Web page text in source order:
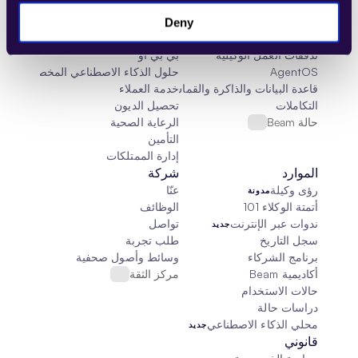
Deny
منصة الوكيل الذكي
مهارات وكيل الذكاء الاصطناعي
وكلاء الذكاء الاصطناعي
تدفقات العمل الوكيلية
AgentOS
قاعدة البيانات والذاكرة والقماش
التكاملات
حالة Beam
الخدمات المالية
التوظيف وخدمات التعهيد الخارجي
اكتساب المواهب
بي بي أو
حلول الذكاء الاصطناعي المخصصة
خدمة العملاء
تحصيل الديون
الرعاية الصحية
التأمين
إدارة الممتلكات
الموارد
رؤى وكيلةمدونة
أتمتة الوكلاء 101
ندوات عبر الإنترنتجديد
سجل التاريخ
برنامج الشركاء
أكاديمية Beam
حالات الاستخدام
دراسات حالة
محلي الذكاء الاصطناعيجديد
شركة
عنّا
الوظائف
تواصل
طلب تجربة
وسائط وأصول صحفية
مركز الثقة
قانوني